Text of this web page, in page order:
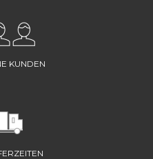
KUNDEN